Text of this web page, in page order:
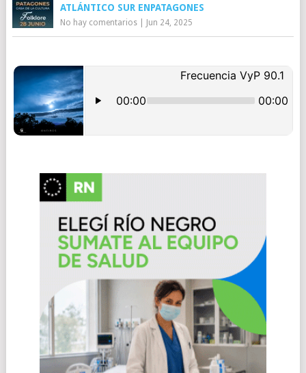
ATLÁNTICO SUR ENPATAGONES
No hay comentarios| Jun 24, 2025